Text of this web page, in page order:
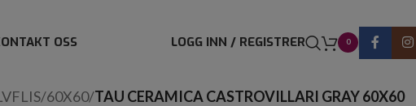
OSS LOGG INN / REGISTRER 0
/60X60/TAU CERAMICA CASTROVILLARI GRAY 60X60